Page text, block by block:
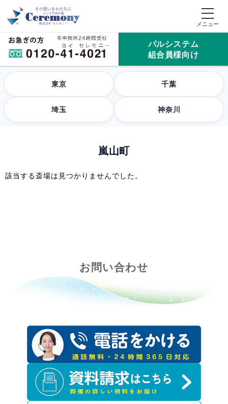
パルシステム
組合員様向け
東京 千葉
埼玉 神奈川
嵐山町
該当する斎場は見つかりませんでした。
お問い合わせ